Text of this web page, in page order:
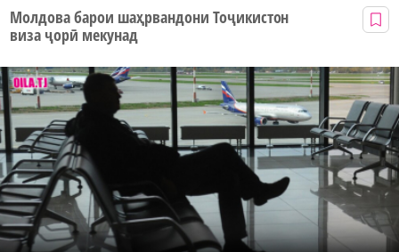
Молдова барои шаҳрвандони Тоҷикистон
виза ҷорӣ мекунад